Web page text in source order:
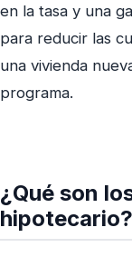
en la tasa y una
para reducir las
una vivienda
programa.
¿Qué son
hipotecario?